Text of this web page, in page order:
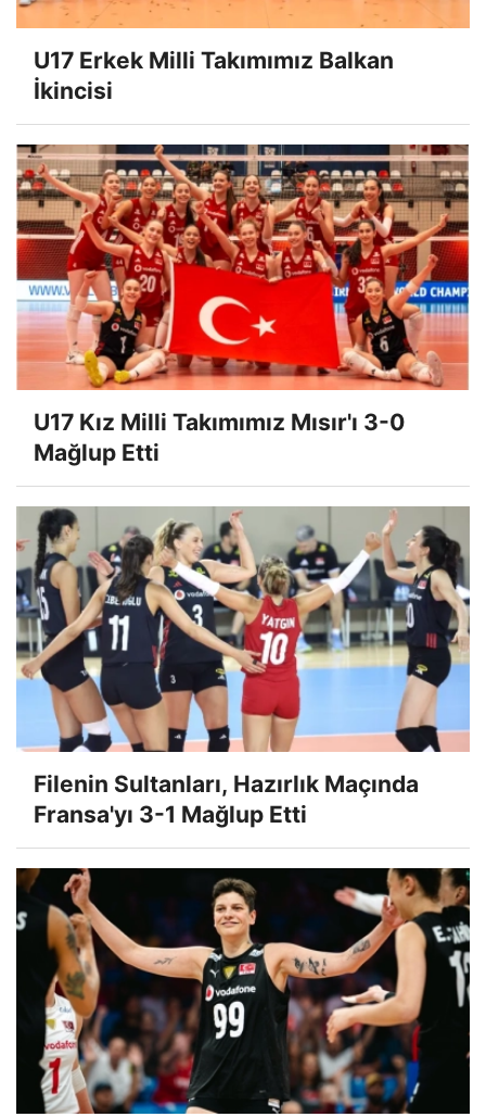
U17 Erkek Milli Takımımız Balkan
İkincisi
U17 Kız Milli Takımımız Mısır'ı 3-0
Mağlup Etti
Filenin Sultanları, Hazırlık Maçında
Fransa'yı 3-1 Mağlup Etti